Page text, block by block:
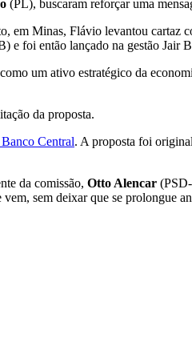
(PL), buscaram reforçar uma
em Minas, Flávio levantou
e foi então lançado na gestão Jair
um ativo estratégico da
da proposta.
Central. A proposta foi
da comissão, Otto Alencar
sem deixar que se prolongue